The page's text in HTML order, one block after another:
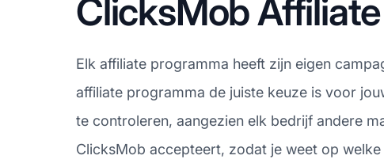
ClicksMob
Elk affiliate programma heeft zijn eigen
affiliate programma de juiste keuze is voor
te controleren, aangezien elk bedrijf andere
ClicksMob accepteert, zodat je weet op